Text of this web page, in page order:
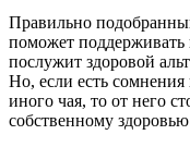
Правильно
поможет
послужит здоровой
Но, если есть сомнения
иного чая, то от него
собственному